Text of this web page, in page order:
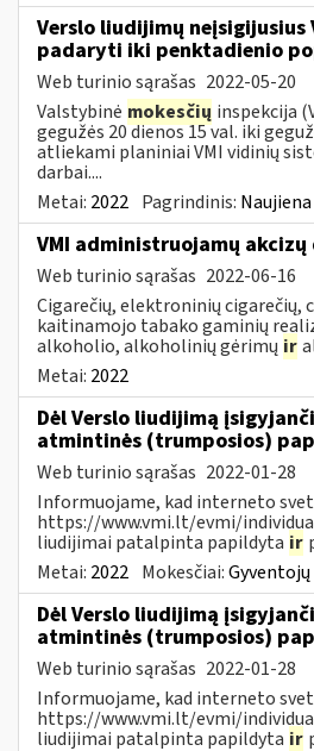
Verslo liudijimų neįsigijusius
padaryti iki penktadienio
Web turinio sąrašas 2022-05-20
Valstybinė mokesčių inspekcija
gegužės 20 dienos 15 val. iki
atliekami planiniai VMI vidinių
darbai....
Metai: 2022 Pagrindinis: Naujiena
VMI administruojamų akcizų
Web turinio sąrašas 2022-06-16
Cigarečių, elektroninių cigarečių,
kaitinamojo tabako gaminių
alkoholio, alkoholinių gėrimų ir
Metai: 2022
Dėl Verslo liudijimą
atmintinės (trumposios)
Web turinio sąrašas 2022-01-28
Informuojame, kad interneto
https://www.vmi.lt/evmi/
liudijimai patalpinta papildyta ir
Metai: 2022 Mokesčiai:
Dėl Verslo liudijimą
atmintinės (trumposios)
Web turinio sąrašas 2022-01-28
Informuojame, kad interneto
https://www.vmi.lt/evmi/
liudijimai patalpinta papildyta ir